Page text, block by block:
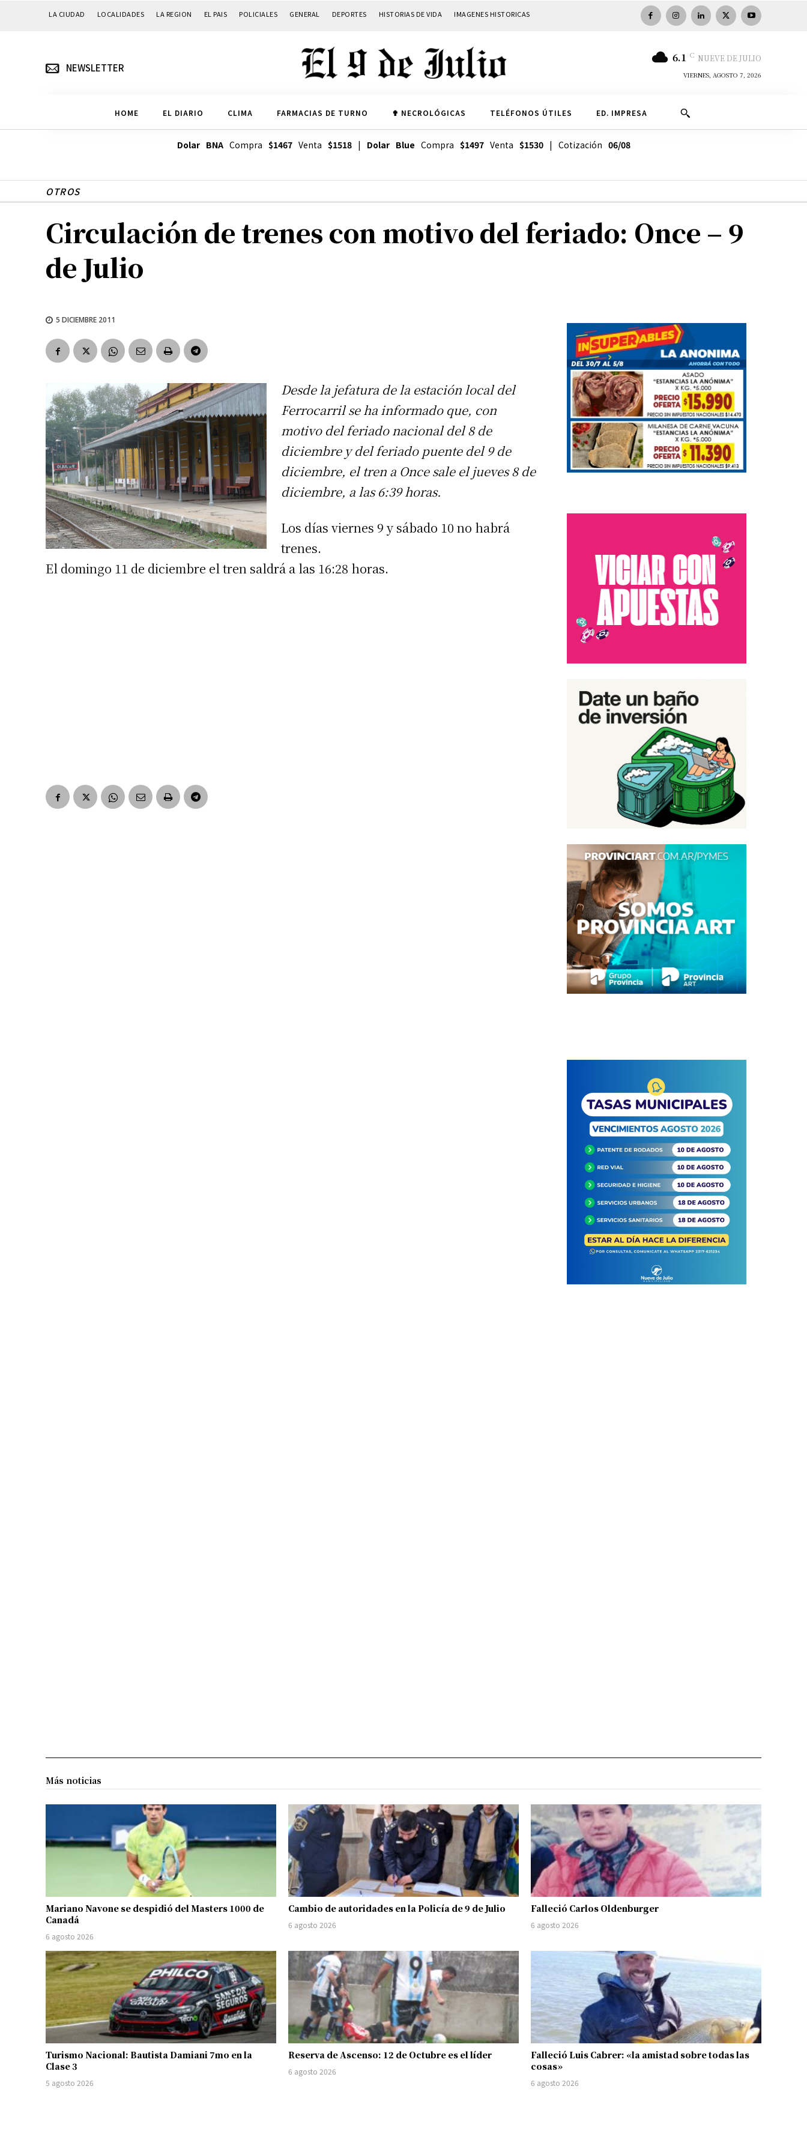
LA CIUDAD LOCALIDADES LA REGION EL PAIS POLICIALES GENERAL DEPORTES HISTORIAS DE VIDA IMAGENES HISTORICAS
NEWSLETTER
6.1 C NUEVE DE JULIO
VIERNES, AGOSTO 7, 2026
HOME EL DIARIO CLIMA FARMACIAS DE TURNO ✟ NECROLÓGICAS TELÉFONOS ÚTILES ED. IMPRESA
Dolar BNACompra $1467Venta $1518| Dolar Blue Compra $1497Venta $1530| Cotización 06/08
OTROS
Circulación de trenes con motivo del feriado: Once – 9
de Julio
5 DICIEMBRE 2011
Desde la jefatura de la estación local del
Ferrocarril se ha informado que, con
motivo del feriado nacional del 8 de
diciembre y del feriado puente del 9 de
diciembre, el tren a Once sale el jueves 8 de
diciembre, a las 6:39 horas.
Los días viernes 9 y sábado 10 no habrá
trenes.
El domingo 11 de diciembre el tren saldrá a las 16:28 horas.
Más noticias
Mariano Navone se despidió del Masters 1000 de
Canadá
6 agosto 2026
Cambio de autoridades en la Policía de 9 de Julio
6 agosto 2026
Falleció Carlos Oldenburger
6 agosto 2026
Turismo Nacional: Bautista Damiani 7mo en la
Clase 3
5 agosto 2026
Reserva de Ascenso: 12 de Octubre es el líder
6 agosto 2026
Falleció Luis Cabrer: «la amistad sobre todas las
cosas»
6 agosto 2026